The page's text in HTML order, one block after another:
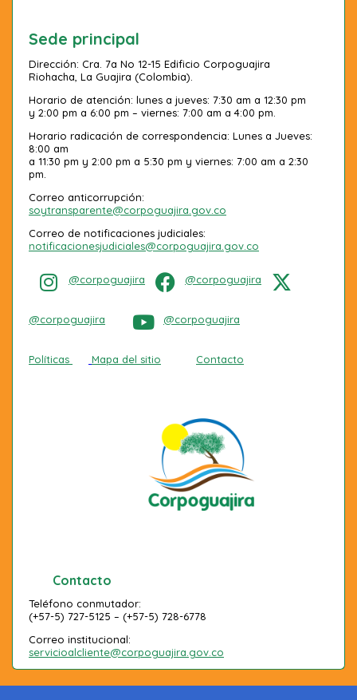
Sede principal
Dirección: Cra. 7a No 12-15 Edificio Corpoguajira
Riohacha, La Guajira (Colombia).
Horario de atención: lunes a jueves: 7:30 am a 12:30 pm
y 2:00 pm a 6:00 pm – viernes: 7:00 am a 4:00 pm.
Horario radicación de correspondencia: Lunes a Jueves:
8:00 am
a 11:30 pm y 2:00 pm a 5:30 pm y viernes: 7:00 am a 2:30
pm.
Correo anticorrupción:
soytransparente@corpoguajira.gov.co
Correo de notificaciones judiciales:
notificacionesjudiciales@corpoguajira.gov.co
@corpoguajira @corpoguajira
@corpoguajira @corpoguajira
Políticas Mapa del sitio Contacto
Contacto
Teléfono conmutador:
(+57-5) 727-5125 – (+57-5) 728-6778
Correo institucional:
servicioalcliente@corpoguajira.gov.co